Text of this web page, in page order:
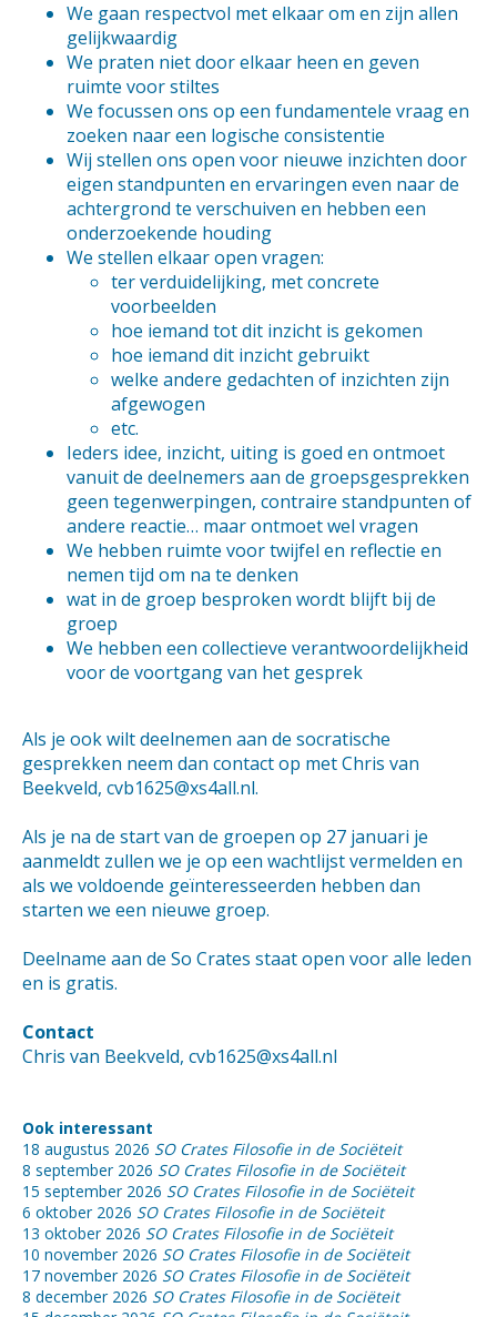
We gaan respectvol met elkaar om en zijn allen
gelijkwaardig
We praten niet door elkaar heen en geven
ruimte voor stiltes
We focussen ons op een fundamentele vraag en
zoeken naar een logische consistentie
Wij stellen ons open voor nieuwe inzichten door
eigen standpunten en ervaringen even naar de
achtergrond te verschuiven en hebben een
onderzoekende houding
We stellen elkaar open vragen:
ter verduidelijking, met concrete
voorbeelden
hoe iemand tot dit inzicht is gekomen
hoe iemand dit inzicht gebruikt
welke andere gedachten of inzichten zijn
afgewogen
etc.
Ieders idee, inzicht, uiting is goed en ontmoet
vanuit de deelnemers aan de groepsgesprekken
geen tegenwerpingen, contraire standpunten of
andere reactie… maar ontmoet wel vragen
We hebben ruimte voor twijfel en reflectie en
nemen tijd om na te denken
wat in de groep besproken wordt blijft bij de
groep
We hebben een collectieve verantwoordelijkheid
voor de voortgang van het gesprek
Als je ook wilt deelnemen aan de socratische
gesprekken neem dan contact op met Chris van
Beekveld, cvb1625@xs4all.nl.
Als je na de start van de groepen op 27 januari je
aanmeldt zullen we je op een wachtlijst vermelden en
als we voldoende geïnteresseerden hebben dan
starten we een nieuwe groep.
Deelname aan de So Crates staat open voor alle leden
en is gratis.
Contact
Chris van Beekveld, cvb1625@xs4all.nl
Ook interessant
18 augustus 2026 SO Crates Filosofie in de Sociëteit
8 september 2026 SO Crates Filosofie in de Sociëteit
15 september 2026 SO Crates Filosofie in de Sociëteit
6 oktober 2026 SO Crates Filosofie in de Sociëteit
13 oktober 2026 SO Crates Filosofie in de Sociëteit
10 november 2026 SO Crates Filosofie in de Sociëteit
17 november 2026 SO Crates Filosofie in de Sociëteit
8 december 2026 SO Crates Filosofie in de Sociëteit